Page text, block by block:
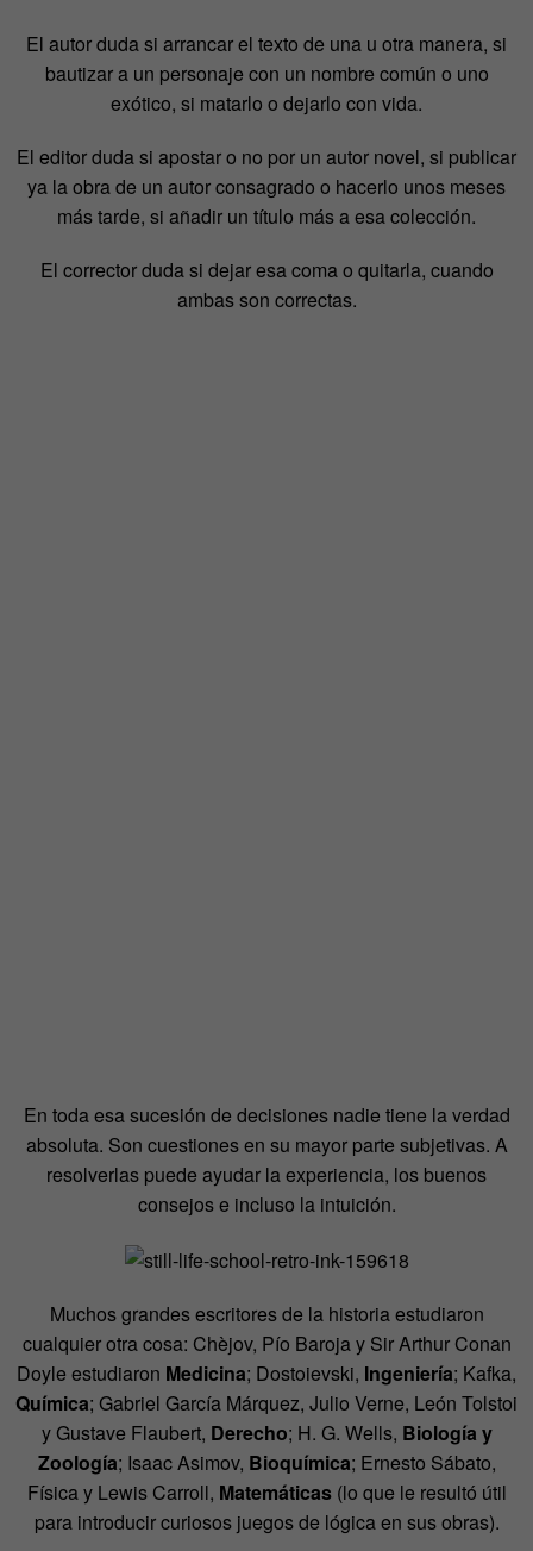
El autor duda si arrancar el texto de una u otra manera, si
bautizar a un personaje con un nombre común o uno
exótico, si matarlo o dejarlo con vida.
El editor duda si apostar o no por un autor novel, si publicar
ya la obra de un autor consagrado o hacerlo unos meses
más tarde, si añadir un título más a esa colección.
El corrector duda si dejar esa coma o quitarla, cuando
ambas son correctas.
En toda esa sucesión de decisiones nadie tiene la verdad
absoluta. Son cuestiones en su mayor parte subjetivas. A
resolverlas puede ayudar la experiencia, los buenos
consejos e incluso la intuición.
Muchos grandes escritores de la historia estudiaron
cualquier otra cosa: Chèjov, Pío Baroja y Sir Arthur Conan
Doyle estudiaron Medicina; Dostoievski, Ingeniería; Kafka,
Química; Gabriel García Márquez, Julio Verne, León Tolstoi
y Gustave Flaubert, Derecho; H. G. Wells, Biología y
Zoología; Isaac Asimov, Bioquímica; Ernesto Sábato,
Física y Lewis Carroll, Matemáticas (lo que le resultó útil
para introducir curiosos juegos de lógica en sus obras).